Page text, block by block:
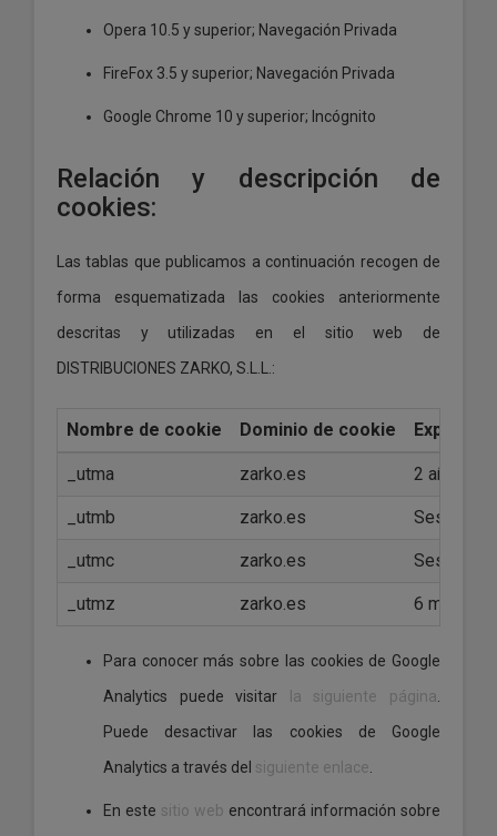
Opera 10.5 y superior; Navegación Privada
FireFox 3.5 y superior; Navegación Privada
Google Chrome 10 y superior; Incógnito
Relación y descripción de
cookies:
Las tablas que publicamos a continuación recogen de
forma esquematizada las cookies anteriormente
descritas y utilizadas en el sitio web de
DISTRIBUCIONES ZARKO, S.L.L.:
Nombre de cookie Dominio de cookie Expira
_utma zarko.es 2 años
_utmb zarko.es Sesión
_utmc zarko.es Sesión
_utmz zarko.es 6 meses
Para conocer más sobre las cookies de Google
Analytics puede visitar
la siguiente página
Puede desactivar las cookies de Google
Analytics a través del siguiente enlace
En este sitio web encontrará información sobre